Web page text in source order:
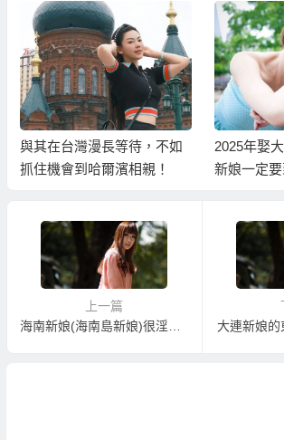
與其在台灣漫長等待，不如
抓住機會到哈爾濱相親！
2025年娶
新娘一定
上一篇
大連新娘